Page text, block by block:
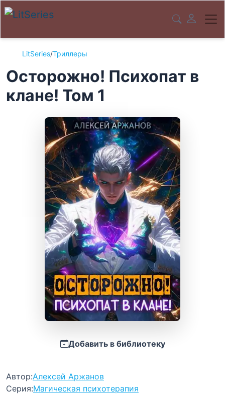
LitSeries/Триллеры
Осторожно! Психопат в
клане! Том 1
Добавить в библиотеку
Автор:Алексей Аржанов
Серия:Магическая психотерапия